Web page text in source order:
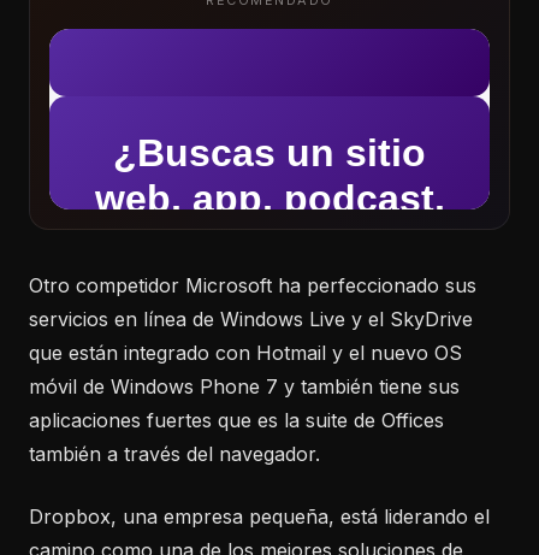
Otro competidor Microsoft ha perfeccionado sus
servicios en línea de Windows Live y el SkyDrive
que están integrado con Hotmail y el nuevo OS
móvil de Windows Phone 7 y también tiene sus
aplicaciones fuertes que es la suite de Offices
también a través del navegador.
Dropbox, una empresa pequeña, está liderando el
camino como una de los mejores soluciones de